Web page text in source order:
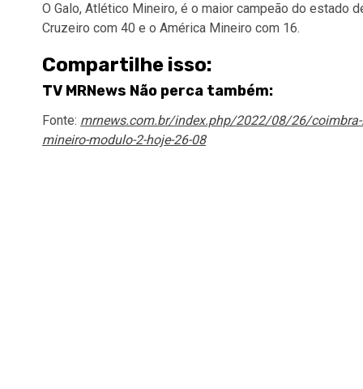
O Galo, Atlético Mineiro, é o maior campeão do estado
Cruzeiro com 40 e o América Mineiro com 16.
Compartilhe isso:
TV MRNews Não perca também:
Fonte: mrnews.com.br/index.php/2022/08/26/coimbra-
mineiro-modulo-2-hoje-26-08